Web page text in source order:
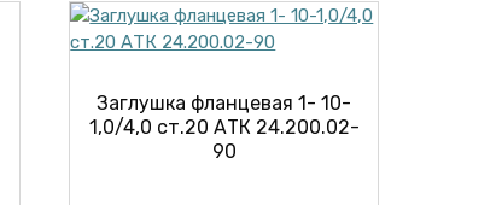
Заглушка фланцевая 1- 10-
1,0/4,0 ст.20 АТК 24.200.02-
90